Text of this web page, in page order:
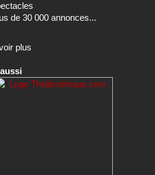
de 30 000 annonces...
plus